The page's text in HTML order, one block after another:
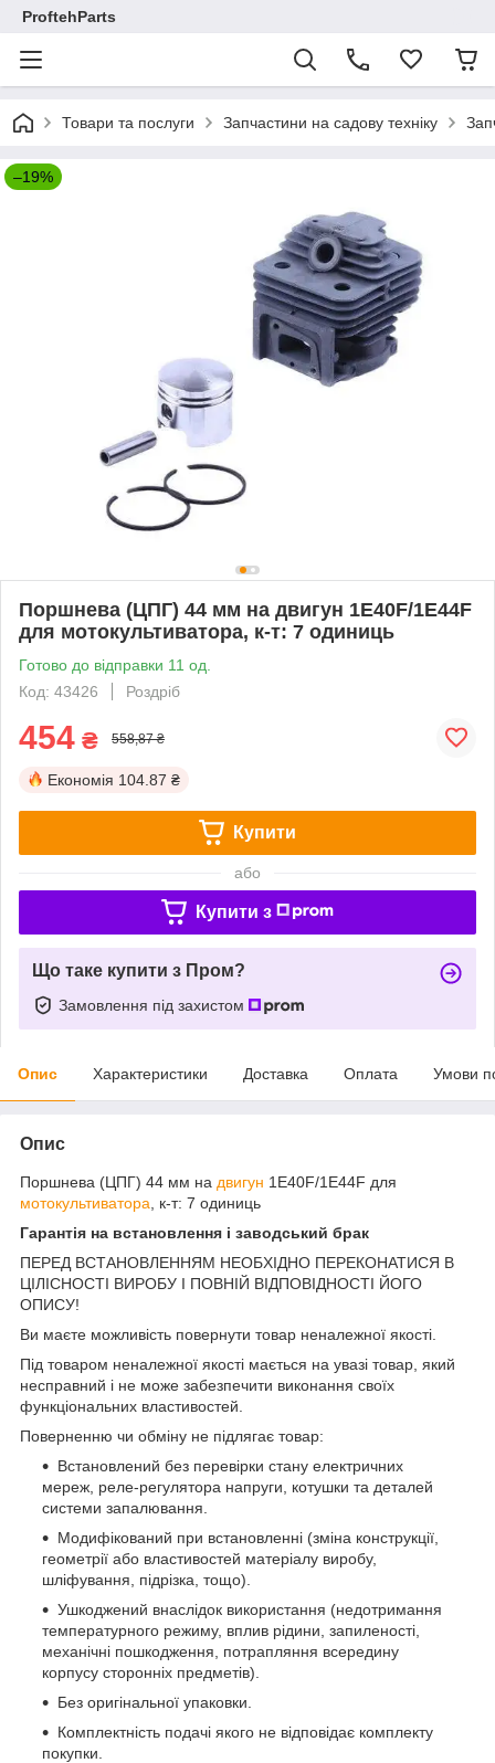
ProftehParts
Товари та послуги Запчастини на садову техніку
–19%
Поршнева (ЦПГ) 44 мм на двигун 1Е40F/1E44F
для мотокультиватора, к-т: 7 одиниць
Готово до відправки 11 од.
Код: 43426
Роздріб
454 ₴ 558,87 ₴
Економія 104.87 ₴
Купити
або
Купити з
Що таке купити з Пром?
Замовлення під захистом
Опис Характеристики Доставка Оплата Умови
Опис
Поршнева (ЦПГ) 44 мм на двигун 1Е40F/1E44F для
мотокультиватора , к-т: 7 одиниць
Гарантія на встановлення і заводський брак
ПЕРЕД ВСТАНОВЛЕННЯМ НЕОБХІДНО ПЕРЕКОНАТИСЯ В
ЦІЛІСНОСТІ ВИРОБУ І ПОВНІЙ ВІДПОВІДНОСТІ ЙОГО
ОПИСУ!
Ви маєте можливість повернути товар неналежної якості.
Під товаром неналежної якості мається на увазі товар, який
несправний і не може забезпечити виконання своїх
функціональних властивостей.
Поверненню чи обміну не підлягає товар:
Встановлений без перевірки стану електричних
мереж, реле-регулято­ра напруги, котушки та деталей
системи запалювання.
Модифікований при встановленні (зміна конструкції,
геометрії або властивостей матеріалу виробу,
шліфування, підрізка, тощо).
Ушкоджений внаслідок використання (недотримання
температурного режиму, вплив рідини, запиленості,
механічні пошкодження, потрапляння всередину
корпусу сторонніх предметів).
Без оригінальної упаковки.
Комплектність подачі якого не відповідає комплекту
покупки.